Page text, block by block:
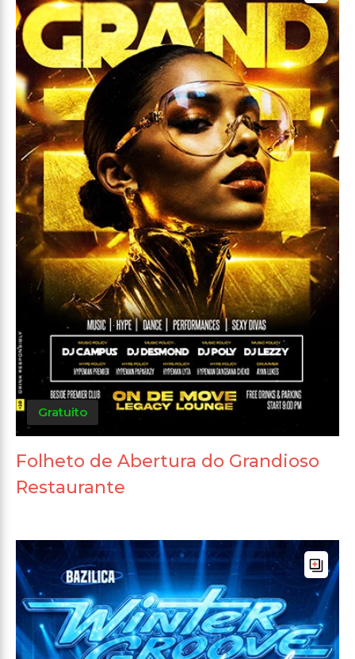
Gratuito
Folheto de Abertura do Grandioso
Restaurante